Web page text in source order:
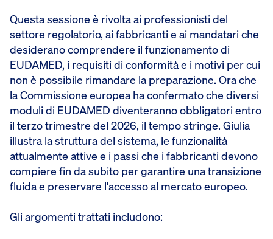
Questa sessione è rivolta ai professionisti del
settore regolatorio, ai fabbricanti e ai mandatari che
desiderano comprendere il funzionamento di
EUDAMED, i requisiti di conformità e i motivi per cui
non è possibile rimandare la preparazione. Ora che
la Commissione europea ha confermato che diversi
moduli di EUDAMED diventeranno obbligatori entro
il terzo trimestre del 2026, il tempo stringe. Giulia
illustra la struttura del sistema, le funzionalità
attualmente attive e i passi che i fabbricanti devono
compiere fin da subito per garantire una transizione
fluida e preservare l'accesso al mercato europeo.
Gli argomenti trattati includono: